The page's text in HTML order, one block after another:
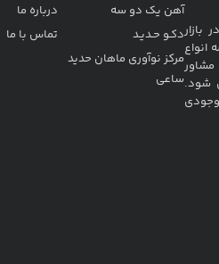
در بازار
انواع
شود.
وجودی
آهن یک دو سه
دکـو حـدیـد
مرکز نوآوری ماهان حدید
ساعی
درباره ما
تماس با ما